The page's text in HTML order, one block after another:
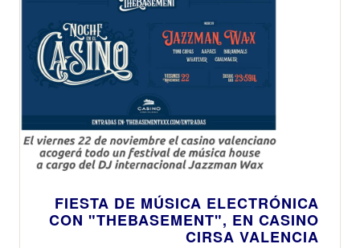
FIESTA DE MÚSICA ELECTRÓNICA
CON "THEBASEMENT", EN CASINO
CIRSA VALENCIA